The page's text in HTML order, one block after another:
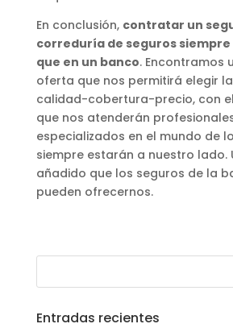
En conclusión, contratar un
correduría de seguros
que en un banco. Encontramos
oferta que nos permitirá elegir
calidad-cobertura-precio, con
que nos atenderán
especializados en el mundo de
siempre estarán a nuestro lado.
añadido que los seguros de la
pueden ofrecernos.
Entradas recientes